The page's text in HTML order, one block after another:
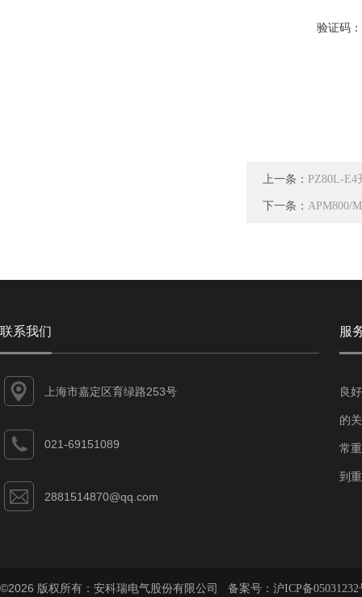
验证码：
上一条： PZ80L-E4
下一条： APM800/
联系我们
上海市嘉定区育绿路253号
021-69151089
2881514870@qq.com
服
良
的
常
到
©2026 版权所有：安科瑞电气股份有限公司 备案号： 沪ICP备05031232